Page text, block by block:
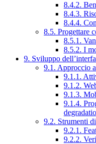
8.4.2.
8.4.3.
8.4.4.
8.5. Progettare
8.5.1.
8.5.2. I
9. Sviluppo
9.1. Approccio
9.1.1.
9.1.2.
9.1.3.
9.1.4.
9.2. Strumenti
9.2.1.
9.2.2.